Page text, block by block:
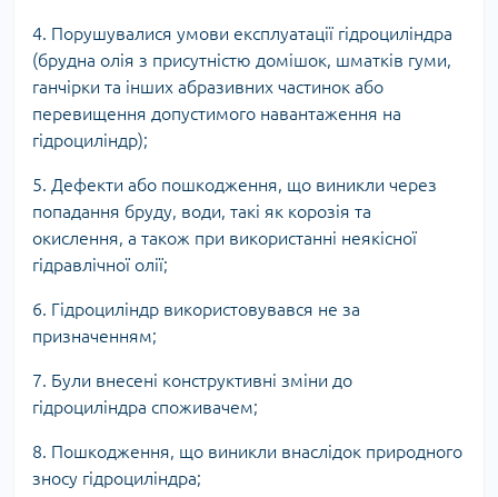
4. Порушувалися умови експлуатації гідроциліндра
(брудна олія з присутністю домішок, шматків гуми,
ганчірки та інших абразивних частинок або
перевищення допустимого навантаження на
гідроциліндр);
5. Дефекти або пошкодження, що виникли через
попадання бруду, води, такі як корозія та
окислення, а також при використанні неякісної
гідравлічної олії;
6. Гідроциліндр використовувався не за
призначенням;
7. Були внесені конструктивні зміни до
гідроциліндра споживачем;
8. Пошкодження, що виникли внаслідок природного
зносу гідроциліндра;